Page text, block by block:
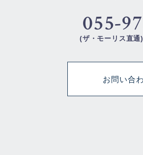
055-
(ザ・モーリス直通)
お問い合